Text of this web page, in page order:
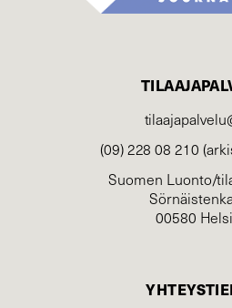
(09) 228 08 210
Suomen Luonto/
00580